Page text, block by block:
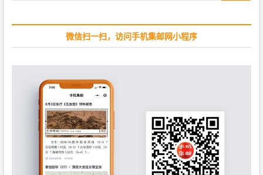
:
微信扫一扫，访问手机集邮网小程序